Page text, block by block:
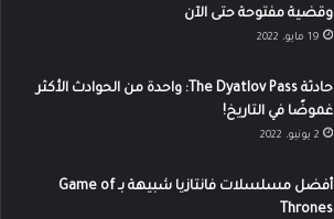
وقضية مفتوحة حتى الآن
19 مايو، 2022
حادثة The Dyatlov Pass: واحدة من الحوادث الأكثر
غموضًا في التاريخ!
2 يونيو، 2022
أفضل مسلسلات فانتازيا شبيهة بـ Game of
Thrones